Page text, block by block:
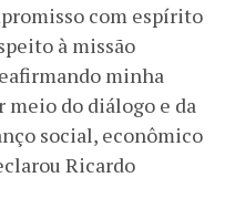
com espírito
à missão
minha
meio do diálogo e da
social, econômico
Ricardo